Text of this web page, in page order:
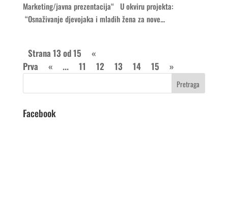
Marketing/javna prezentacija“ U okviru projekta:
“Osnaživanje djevojaka i mladih žena za nove...
Strana 13 od 15
«
Prva
« ... 11 12 13 14 15 »
Facebook